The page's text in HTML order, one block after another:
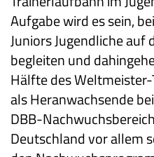
Aufgabe wird es sein,
Juniors Jugendliche auf
begleiten und
Hälfte des
als Heranwachsende
DBB-
Deutschland vor allem